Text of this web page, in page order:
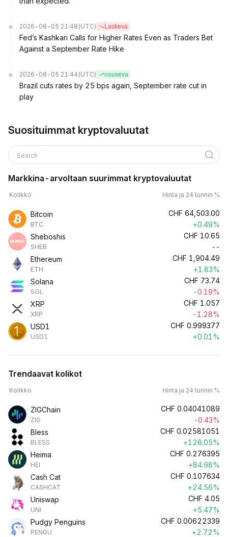
2026-08-05 21:48 (UTC) Laskeva
Fed’s Kashkari Calls for Higher Rates Even as Traders Bet
Against a September Rate Hike
2026-08-05 21:44 (UTC) nouseva
Brazil cuts rates by 25 bps again, September rate cut in
play
Suosituimmat kryptovaluutat
Search
Markkina-arvoltaan suurimmat kryptovaluutat
Kolikko Hinta ja 24 tunnin %
Bitcoin
BTC
CHF 64,503.00
+0.49%
Sheboshis
SHEB
CHF 10.65
--
Ethereum
ETH
CHF 1,904.49
+1.83%
Solana
SOL
CHF 73.74
-0.19%
XRP
XRP
CHF 1.057
-1.28%
USD1
USD1
CHF 0.999377
+0.01%
Trendaavat kolikot
Kolikko Hinta ja 24 tunnin %
ZIGChain
ZIG
CHF 0.04041089
-0.43%
Bless
BLESS
CHF 0.02581051
+128.05%
Heima
HEI
CHF 0.276395
+84.98%
Cash Cat
CASHCAT
CHF 0.107634
+24.56%
Uniswap
UNI
CHF 4.05
+5.47%
Pudgy Penguins
PENGU
CHF 0.00622339
+2.72%